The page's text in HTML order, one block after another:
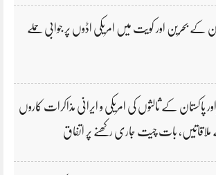
کے بحرین اور کویت میں امریکی اڈوں پر جوابی حملے
اور پاکستان کے ثالثوں کی امریکی و ایرانی مذاکرات کاروں
ملاقاتیں، بات چیت جاری رکھنے پر اتفاق